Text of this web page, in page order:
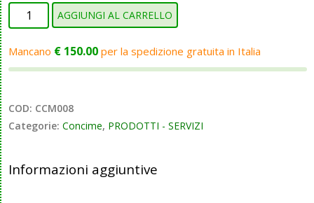
Concime
HUMUS
-
Gaia
-
litri
AGGIUNGI AL CARRELLO
Mancano € 150.00 per la spedizione gratuita in Italia
COD: CCM008
Categorie: Concime, PRODOTTI - SERVIZI
Informazioni aggiuntive